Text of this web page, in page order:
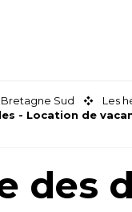
Sud Les
- Location de
des